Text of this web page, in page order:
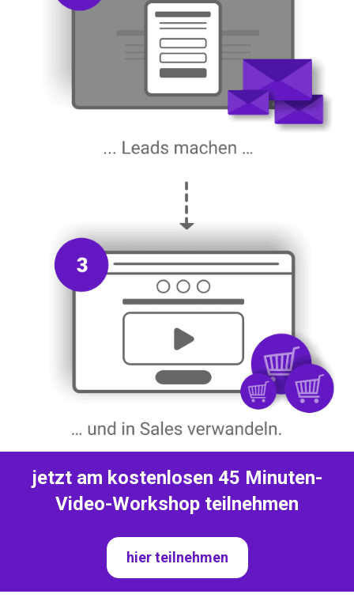
jetzt am kostenlosen 45 Minuten-
Video-Workshop teilnehmen
hier teilnehmen